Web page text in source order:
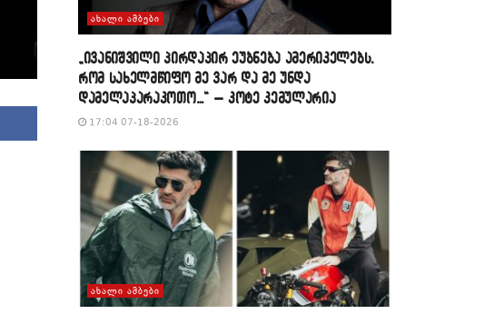
ᲐᲮᲐᲚᲘ ᲐᲛᲑᲔᲑᲘ
„ივანიშვილი პირდაპირ ეუბნება ამერიკელებს,
რომ სახელმწიფო მე ვარ და მე უნდა
დამელაპარაკოთო…“ – კოტე კემულარია
17:04 07-18-2026
ᲐᲮᲐᲚᲘ ᲐᲛᲑᲔᲑᲘ